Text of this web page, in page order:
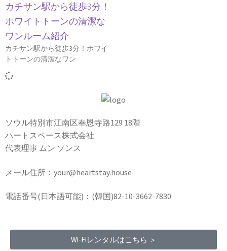
カチサン駅から徒歩3分！
ホワイトトーンの清潔な
ワンルーム紹介
カチサン駅から徒歩3分！ホワイ
トトーンの清潔なワン
ソウル特別市江南区奉恩寺路129 18階
ハートスペース株式会社
代表理事 ムン·ソンス
メール住所：your@heartstay.house
電話番号(日本語可能)：(韓国)82-10-3662-7830
Wi-Fiレンタルはこちら ＞